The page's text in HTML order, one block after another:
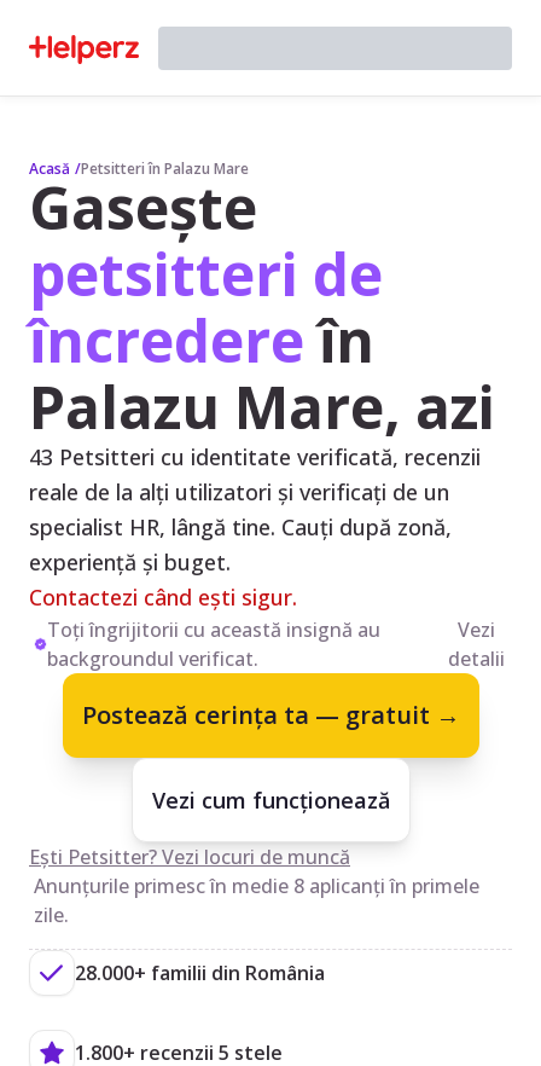
Acasă /Petsitteri în Palazu Mare
Gasește
petsitteri de
încredereîn
Palazu Mare, azi
43 Petsitteri cu identitate verificată, recenzii
reale de la alți utilizatori și verificați de un
specialist HR, lângă tine. Cauți după zonă,
experiență și buget.
Contactezi când ești sigur.
Toți îngrijitorii cu această insignă au
backgroundul verificat.
Vezi
detalii
Postează cerința ta — gratuit →
Vezi cum funcționează
Ești Petsitter? Vezi locuri de muncă
Anunțurile primesc în medie 8 aplicanți în primele
zile.
28.000+ familii din România
1.800+ recenzii 5 stele